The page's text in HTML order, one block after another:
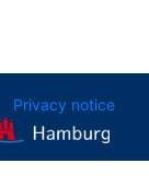
Privacy notice